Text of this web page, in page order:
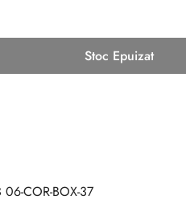
Stoc Epuizat
COR-BOX-37